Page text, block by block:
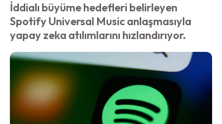
İddialı büyüme hedefleri belirleyen
Spotify Universal Music anlaşmasıyla
yapay zeka atılımlarını hızlandırıyor.